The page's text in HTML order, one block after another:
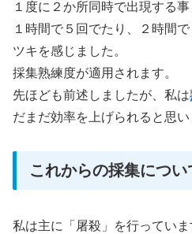
１度に２か所同時で出現する事
１時間で５回でたり、２時間
ツキを感じました。
採集熟練度が適用されます。
先ほども前述しましたが、私は
だまだ効率を上げられると思い
これからの採集につい
私は主に「屠殺」を行っていま